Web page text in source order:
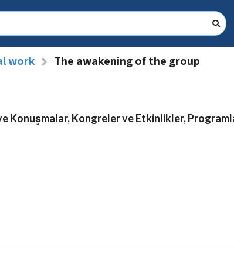
work The awakening of the group
Konuşmalar, Kongreler ve Etkinlikler,